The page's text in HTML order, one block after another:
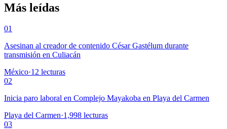
Más leídas
01
Asesinan al creador de contenido César Gastélum durante
transmisión en Culiacán
México·12 lecturas
02
Inicia paro laboral en Complejo Mayakoba en Playa del Carmen
Playa del Carmen·1,998 lecturas
03